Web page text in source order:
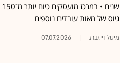
גיוס של מאות עובדים נוספים
מיטל וייזברג 07.07.2026